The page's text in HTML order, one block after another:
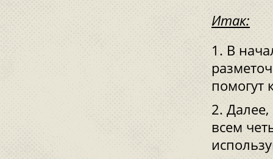
Итак:
В
помогут
всем